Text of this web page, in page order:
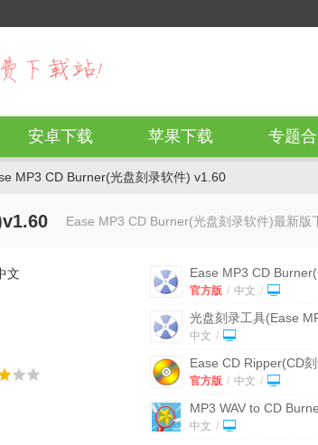
安卓下载 苹果下载 专题
MP3 CD Burner(光盘刻录软件) v1.60
Ease MP3 CD Burner(光盘刻录软件)最新版
文
Ease MP3 CD
具) v1.60官方版
官方版 / 中文 /
光盘刻录工具(Ease
Burner)
中文 /
Ease CD Ripper(CD
官方版
官方版 / 中文 /
MP3 WAV to CD
刻录) v1.2.30
中文 /